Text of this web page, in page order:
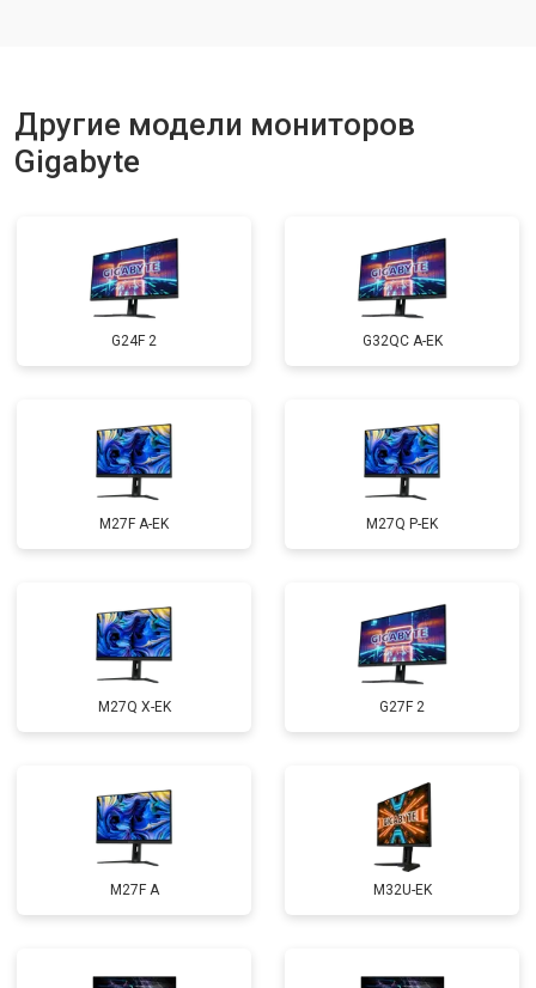
Другие модели мониторов
Gigabyte
G24F 2 G32QC A-EK
M27F A-EK M27Q P-EK
M27Q X-EK G27F 2
M27F A M32U-EK